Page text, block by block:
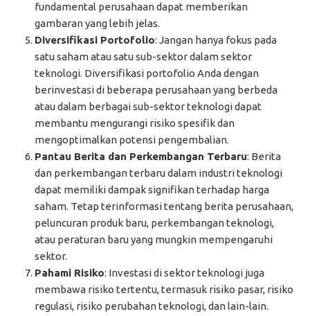
fundamental perusahaan dapat memberikan
gambaran yang lebih jelas.
Diversifikasi Portofolio: Jangan hanya fokus pada
satu saham atau satu sub-sektor dalam sektor
teknologi. Diversifikasi portofolio Anda dengan
berinvestasi di beberapa perusahaan yang berbeda
atau dalam berbagai sub-sektor teknologi dapat
membantu mengurangi risiko spesifik dan
mengoptimalkan potensi pengembalian.
Pantau Berita dan Perkembangan Terbaru: Berita
dan perkembangan terbaru dalam industri teknologi
dapat memiliki dampak signifikan terhadap harga
saham. Tetap terinformasi tentang berita perusahaan,
peluncuran produk baru, perkembangan teknologi,
atau peraturan baru yang mungkin mempengaruhi
sektor.
Pahami Risiko: Investasi di sektor teknologi juga
membawa risiko tertentu, termasuk risiko pasar, risiko
regulasi, risiko perubahan teknologi, dan lain-lain.